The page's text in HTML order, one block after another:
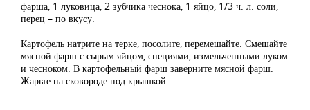
фарша, 1 луковица, 2 зубчика чеснока, 1 яйцо, 1/3 ч. л. соли,
перец – по вкусу.
Картофель натрите на терке, посолите, перемешайте. Смешайте
мясной фарш с сырым яйцом, специями, измельченными луком
и чесноком. В картофельный фарш заверните мясной фарш.
Жарьте на сковороде под крышкой.